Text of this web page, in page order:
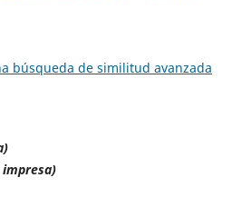
búsqueda de similitud avanzada